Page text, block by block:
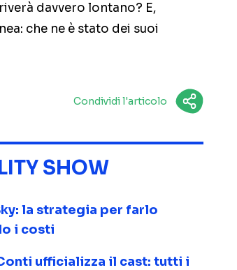
davvero lontano? E,
che ne è stato dei suoi
Condividi l'articolo
SHOW
la strategia per farlo
i costi
ufficializza il cast: tutti i